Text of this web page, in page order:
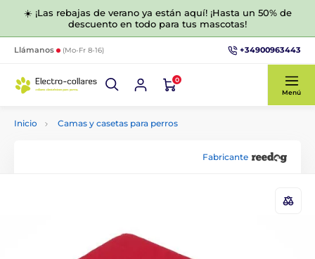
☀️ ¡Las rebajas de verano ya están aquí! ¡Hasta un 50% de
descuento en todo para tus mascotas!
Llámanos (Mo-Fr 8-16) +34900963443
0
Menú
Inicio Camas y casetas para perros
Fabricante